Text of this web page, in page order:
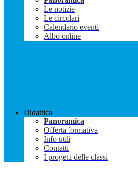
Le notizie
Le circolari
Calendario eventi
Albo online
Didattica
Panoramica
Offerta formativa
Info utili
Contatti
I progetti delle classi